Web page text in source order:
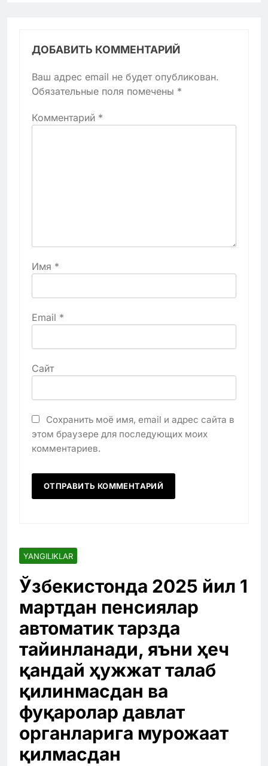
ДОБАВИТЬ КОММЕНТАРИЙ
Ваш адрес email не будет опубликован.
Обязательные поля помечены *
Комментарий *
Имя *
Email *
Сайт
Сохранить моё имя, email и адрес сайта в
этом браузере для последующих моих
комментариев.
YANGILIKLAR
Ўзбекистонда 2025 йил 1
мартдан пенсиялар
автоматик тарзда
тайинланади, яъни ҳеч
қандай ҳужжат талаб
қилинмасдан ва
фуқаролар давлат
органларига мурожаат
қилмасдан